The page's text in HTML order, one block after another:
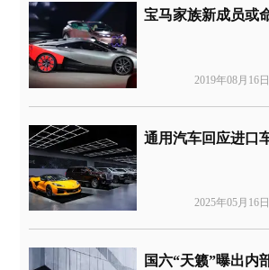
2019年08月16日
2025年05月16日